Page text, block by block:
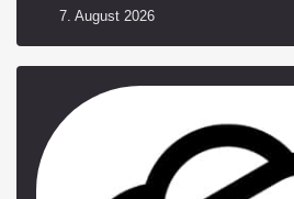
7. August 2026